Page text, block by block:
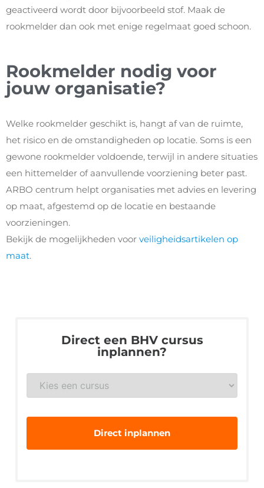
geactiveerd wordt door bijvoorbeeld stof. Maak de
rookmelder dan ook met enige regelmaat goed schoon.
Rookmelder nodig voor
jouw organisatie?
Welke rookmelder geschikt is, hangt af van de ruimte,
het risico en de omstandigheden op locatie. Soms is een
gewone rookmelder voldoende, terwijl in andere situaties
een hittemelder of aanvullende voorziening beter past.
ARBO centrum helpt organisaties met advies en levering
op maat, afgestemd op de locatie en bestaande
voorzieningen.
Bekijk de mogelijkheden voor veiligheidsartikelen op
maat.
Direct een BHV cursus
inplannen?